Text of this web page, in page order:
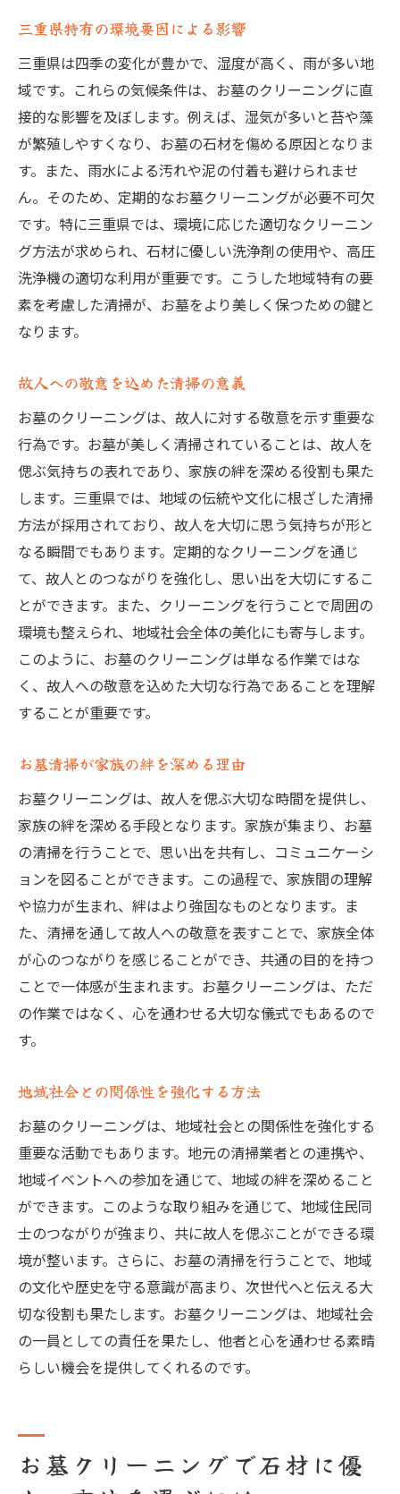
御影石のお墓の手入れコツ
石材の耐久性を保つためのクリーニング
石材別メンテナンスの頻度と方法
三重県での料金とサービス内容の見極め方
料金プランの比較方法と注意点
サービス内容が料金に与える影響
追加料金が発生するケースの確認
料金とサービスのバランスを考える
地域相場を踏まえた料金設定の見方
る
長期的なメンテナンスプランの立て方
定期的なお手入れが必要な理由
季節ごとのお墓の手入れ方
クリーニング後の石材保護策
自分でできるお墓の簡単メンテナンス
メンテナンスサービスの選び方
三重県のお墓クリーニングで心のケアを大切に
する方法
お墓参りが心に与える癒しの効果
心のケアを重視した清掃の取り組み
故人との思い出を感じる清掃方法
心の健康を保つための墓地訪問の頻度
地域イベントを通じた心のケア活動
三重県特有の環境要因による影響
三重県は四季の変化が豊かで、湿度が高く、雨が多い地
域です。これらの気候条件は、お墓のクリーニングに直
接的な影響を及ぼします。例えば、湿気が多いと苔や藻
が繁殖しやすくなり、お墓の石材を傷める原因となりま
す。また、雨水による汚れや泥の付着も避けられませ
ん。そのため、定期的なお墓クリーニングが必要不可欠
です。特に三重県では、環境に応じた適切なクリーニン
グ方法が求められ、石材に優しい洗浄剤の使用や、高圧
洗浄機の適切な利用が重要です。こうした地域特有の要
素を考慮した清掃が、お墓をより美しく保つための鍵と
なります。
故人への敬意を込めた清掃の意義
お墓のクリーニングは、故人に対する敬意を示す重要な
行為です。お墓が美しく清掃されていることは、故人を
偲ぶ気持ちの表れであり、家族の絆を深める役割も果た
します。三重県では、地域の伝統や文化に根ざした清掃
方法が採用されており、故人を大切に思う気持ちが形と
なる瞬間でもあります。定期的なクリーニングを通じ
て、故人とのつながりを強化し、思い出を大切にするこ
とができます。また、クリーニングを行うことで周囲の
環境も整えられ、地域社会全体の美化にも寄与します。
このように、お墓のクリーニングは単なる作業ではな
く、故人への敬意を込めた大切な行為であることを理解
することが重要です。
お墓清掃が家族の絆を深める理由
お墓クリーニングは、故人を偲ぶ大切な時間を提供し、
家族の絆を深める手段となります。家族が集まり、お墓
の清掃を行うことで、思い出を共有し、コミュニケーシ
ョンを図ることができます。この過程で、家族間の理解
や協力が生まれ、絆はより強固なものとなります。ま
た、清掃を通して故人への敬意を表すことで、家族全体
が心のつながりを感じることができ、共通の目的を持つ
ことで一体感が生まれます。お墓クリーニングは、ただ
の作業ではなく、心を通わせる大切な儀式でもあるので
す。
地域社会との関係性を強化する方法
お墓のクリーニングは、地域社会との関係性を強化する
重要な活動でもあります。地元の清掃業者との連携や、
地域イベントへの参加を通じて、地域の絆を深めること
ができます。このような取り組みを通じて、地域住民同
士のつながりが強まり、共に故人を偲ぶことができる環
境が整います。さらに、お墓の清掃を行うことで、地域
の文化や歴史を守る意識が高まり、次世代へと伝える大
切な役割も果たします。お墓クリーニングは、地域社会
の一員としての責任を果たし、他者と心を通わせる素晴
らしい機会を提供してくれるのです。
お墓クリーニングで石材に優